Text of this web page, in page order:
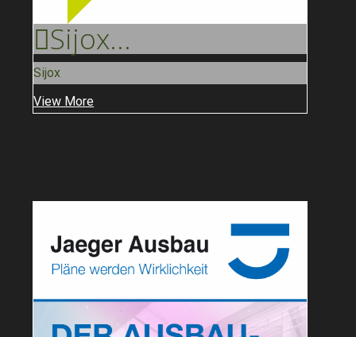
Sijox...
Sijox
View More